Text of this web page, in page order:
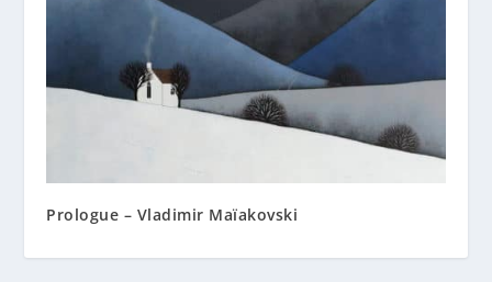
Prologue – Vladimir Maïakovski